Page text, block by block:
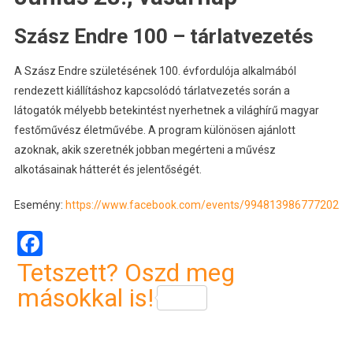
Szász Endre 100 – tárlatvezetés
A Szász Endre születésének 100. évfordulója alkalmából
rendezett kiállításhoz kapcsolódó tárlatvezetés során a
látogatók mélyebb betekintést nyerhetnek a világhírű magyar
festőművész életművébe. A program különösen ajánlott
azoknak, akik szeretnék jobban megérteni a művész
alkotásainak hátterét és jelentőségét.
Esemény: https://www.facebook.com/events/994813986777202
Facebook
Tetszett? Oszd meg
másokkal is!